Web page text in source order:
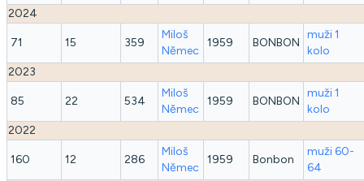
2024
71 15 359
Miloš
Němec
1959 BONBON
muži 1
kolo
2023
85 22 534
Miloš
Němec
1959 BONBON
muži 1
kolo
2022
160 12 286
Miloš
Němec
1959 Bonbon
muži 60-
64